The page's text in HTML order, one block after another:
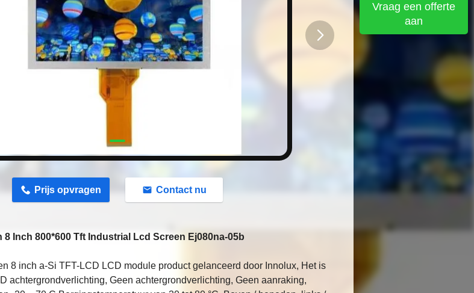
Prijs opvragen Contact nu
Inch 800*600 Tft Industrial Lcd Screen Ej080na-05b
8 inch a-Si TFT-LCD LCD module product gelanceerd door Innolux, Het is
achtergrondverlichting, Geen achtergrondverlichting, Geen aanraking,
Vraag een offerte
aan